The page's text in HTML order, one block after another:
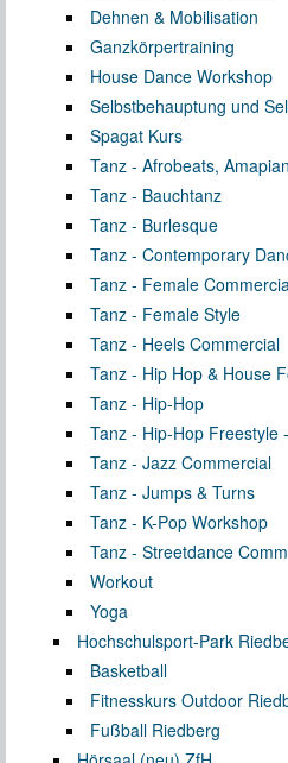
Dehnen & Mobilisation
Ganzkörpertraining
House Dance Workshop
Selbstbehauptung und
Spagat Kurs
Tanz - Afrobeats,
Tanz - Bauchtanz
Tanz - Burlesque
Tanz - Contemporary
Tanz - Female
Tanz - Female Style
Tanz - Heels Commercial
Tanz - Hip Hop & House
Tanz - Hip-Hop
Tanz - Hip-Hop Freestyle
Tanz - Jazz Commercial
Tanz - Jumps & Turns
Tanz - K-Pop Workshop
Tanz - Streetdance
Workout
Yoga
Hochschulsport-Park
Basketball
Fitnesskurs Outdoor
Fußball Riedberg